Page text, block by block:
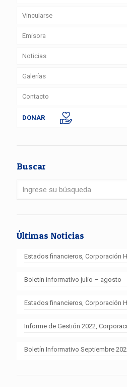
Vincularse
Emisora
Noticias
Galerías
Contacto
DONAR
Buscar
Últimas Noticias
Estados financieros, Corporación
Boletin informativo julio – agosto
Estados financieros, Corporación
Informe de Gestión 2022,
Boletín Informativo Septiembre